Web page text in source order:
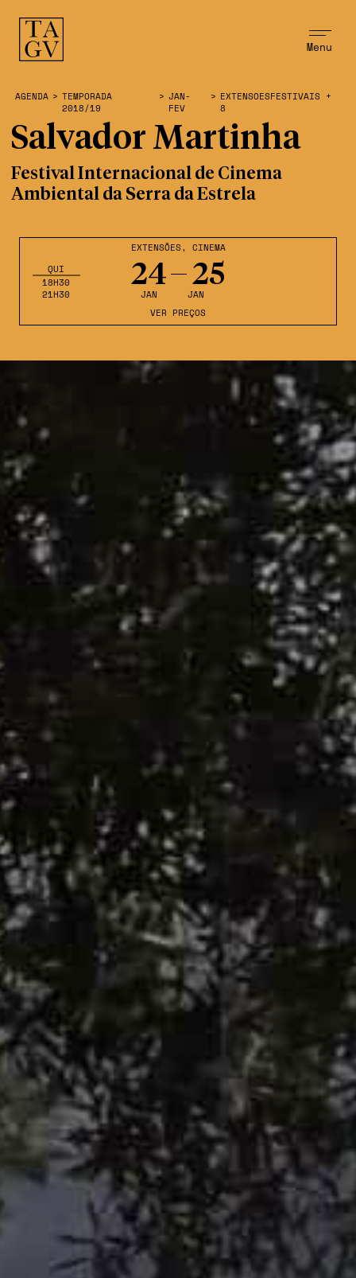
Menu
EXTENSÕES, CINEMA
24
JAN
25
JAN
QUI
18H30
21H30
VER PREÇOS
AGENDA > TEMPORADA
2018/19
> JAN-
FEV
> EXTENSOESFESTIVAIS +
8
Salvador Martinha
Festival Internacional de Cinema
Ambiental da Serra da Estrela